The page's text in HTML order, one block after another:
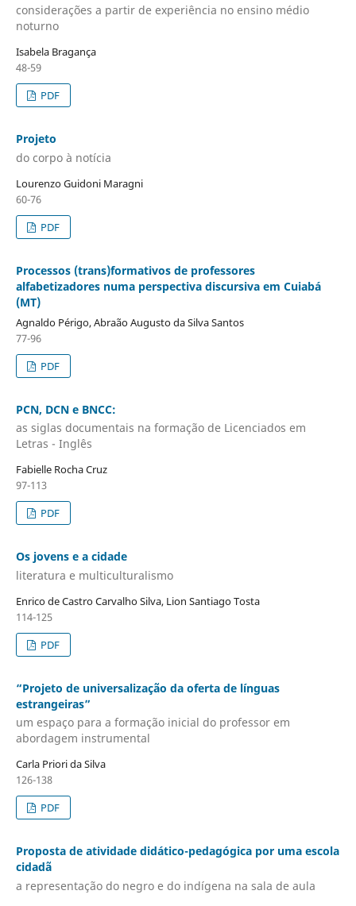
considerações a partir de experiência no ensino médio
noturno
Isabela Bragança
48-59
PDF
Projeto
do corpo à notícia
Lourenzo Guidoni Maragni
60-76
PDF
Processos (trans)formativos de professores
alfabetizadores numa perspectiva discursiva em Cuiabá
(MT)
Agnaldo Périgo, Abraão Augusto da Silva Santos
77-96
PDF
PCN, DCN e BNCC:
as siglas documentais na formação de Licenciados em
Letras - Inglês
Fabielle Rocha Cruz
97-113
PDF
Os jovens e a cidade
literatura e multiculturalismo
Enrico de Castro Carvalho Silva, Lion Santiago Tosta
114-125
PDF
“Projeto de universalização da oferta de línguas
estrangeiras”
um espaço para a formação inicial do professor em
abordagem instrumental
Carla Priori da Silva
126-138
PDF
Proposta de atividade didático-pedagógica por uma escola
cidadã
a representação do negro e do indígena na sala de aula